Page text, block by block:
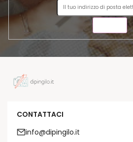
CONTATTACI
info@dipingilo.it